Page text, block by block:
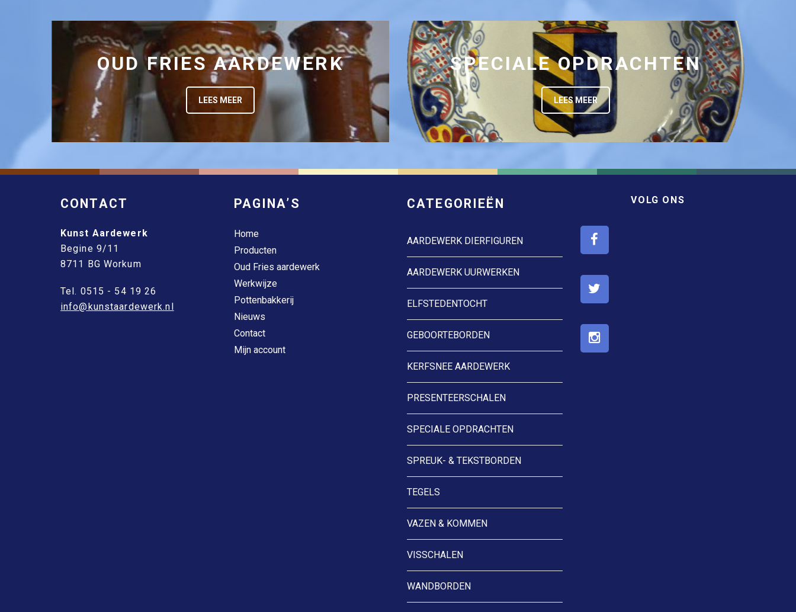
OUD FRIES AARDEWERK
LEES MEER
SPECIALE OPDRACHTEN
LEES MEER
CONTACT
Kunst Aardewerk
Begine 9/11
8711 BG Workum
Tel. 0515 - 54 19 26
info@kunstaardewerk.nl
PAGINA’S
Home
Producten
Oud Fries aardewerk
Werkwijze
Pottenbakkerij
Nieuws
Contact
Mijn account
CATEGORIEËN
AARDEWERK DIERFIGUREN
AARDEWERK UURWERKEN
ELFSTEDENTOCHT
GEBOORTEBORDEN
KERFSNEE AARDEWERK
PRESENTEERSCHALEN
SPECIALE OPDRACHTEN
SPREUK- & TEKSTBORDEN
TEGELS
VAZEN & KOMMEN
VISSCHALEN
WANDBORDEN
VOLG ONS